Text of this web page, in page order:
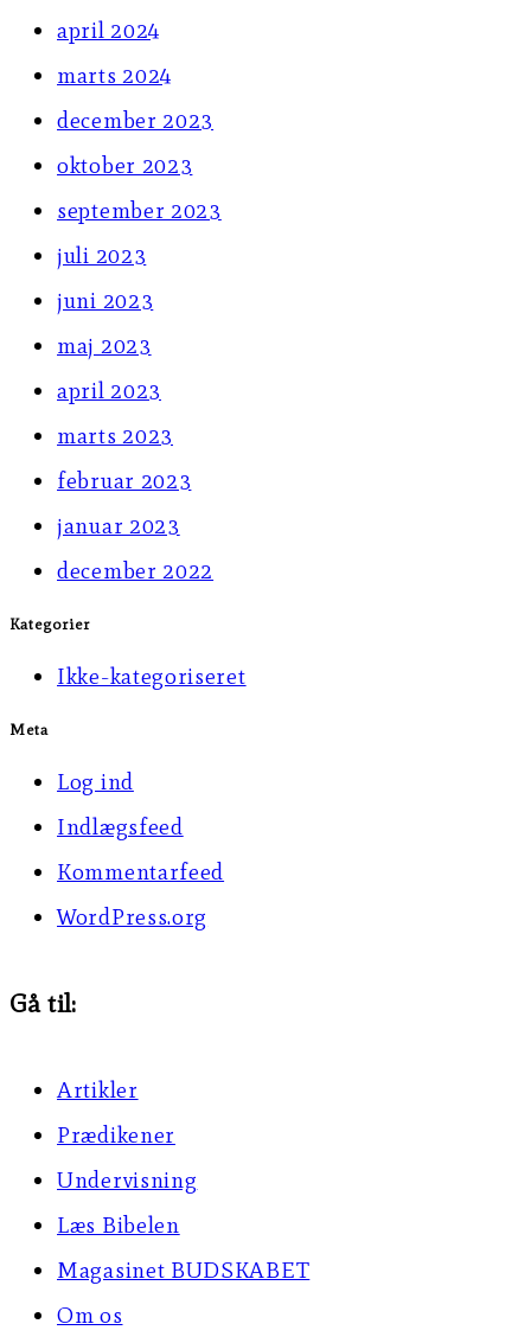
april 2024
marts 2024
december 2023
oktober 2023
september 2023
juli 2023
juni 2023
maj 2023
april 2023
marts 2023
februar 2023
januar 2023
december 2022
Kategorier
Ikke-kategoriseret
Meta
Log ind
Indlægsfeed
Kommentarfeed
WordPress.org
Gå til:
Artikler
Prædikener
Undervisning
Læs Bibelen
Magasinet BUDSKABET
Om os